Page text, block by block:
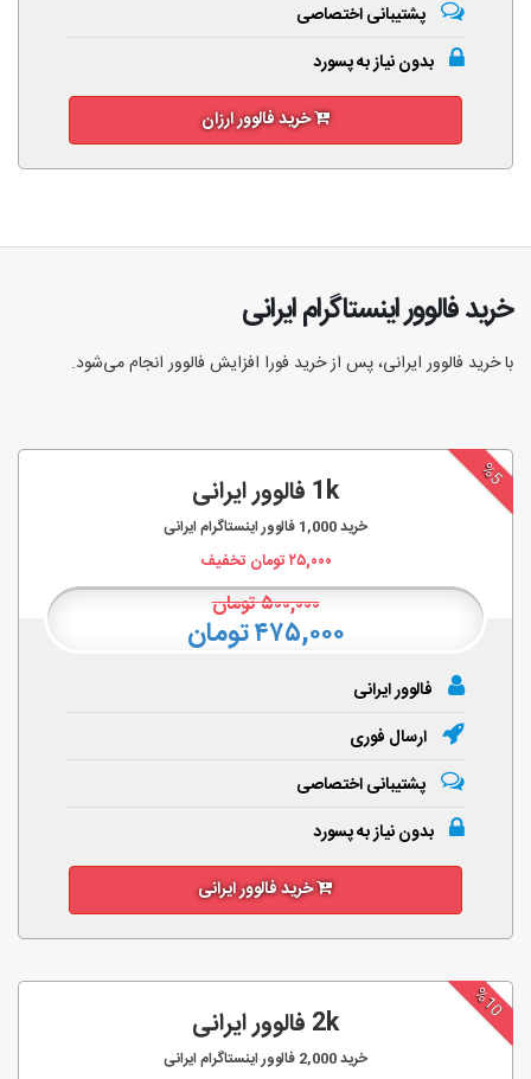
پشتیبانی اختصاصی
بدون نیاز به پسورد
خرید فالوور ارزان
خرید فالوور اینستاگرام ایرانی
با خرید فالوور ایرانی، پس از خرید فورا افزایش فالوور انجام‌ می‌شود.
%5 1k فالوور ایرانی
خرید1,000 فالوور اینستاگرام ایرانی
۲۵,۰۰۰تومان تخفیف
۵۰۰,۰۰۰تومان
۴۷۵,۰۰۰ تومان
فالوور ایرانی
ارسال فوری
پشتیبانی اختصاصی
بدون نیاز به پسورد
خرید فالوور ایرانی
%10
2k فالوور ایرانی
خرید2,000 فالوور اینستاگرام ایرانی